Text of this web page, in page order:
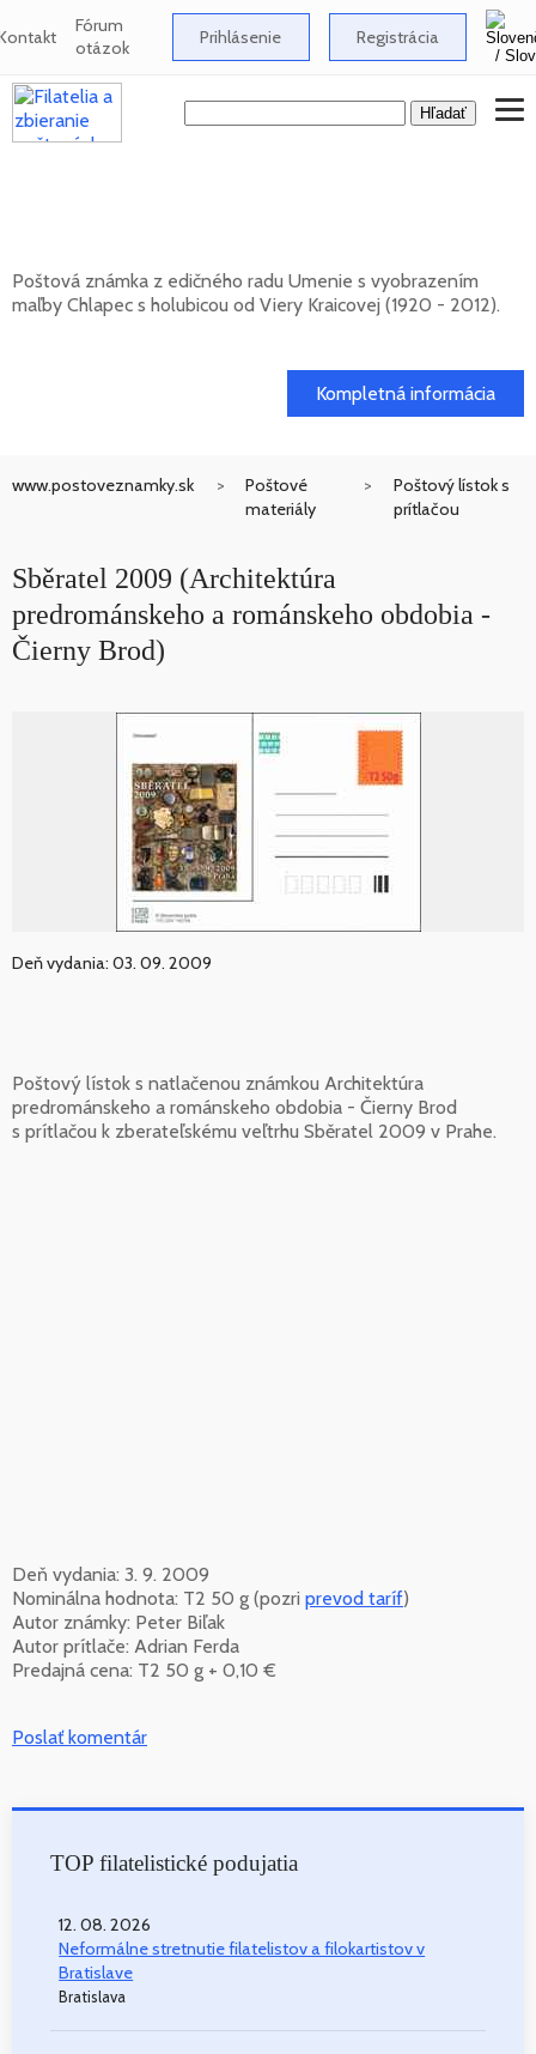
Fórum
otázok Prihlásenie Registrácia
Poštová známka z edičného radu Umenie s vyobrazením
maľby Chlapec s holubicou od Viery Kraicovej (1920 - 2012).
Kompletná informácia
www.postoveznamky.sk
Poštové
materiály
Poštový lístok s
prítlačou
Sběratel 2009 (Architektúra
predrománskeho a románskeho obdobia -
Čierny Brod)
Deň vydania: 03. 09. 2009
Poštový lístok s natlačenou známkou Architektúra
predrománskeho a románskeho obdobia - Čierny Brod
s prítlačou k zberateľskému veľtrhu Sběratel 2009 v Prahe.
Deň vydania: 3. 9. 2009
Nominálna hodnota: T2 50 g (pozri prevod taríf)
Autor známky: Peter Biľak
Autor prítlače: Adrian Ferda
Predajná cena: T2 50 g + 0,10 €
Poslať komentár
TOP filatelistické podujatia
12. 08. 2026
Neformálne stretnutie filatelistov a filokartistov v
Bratislave
Bratislava